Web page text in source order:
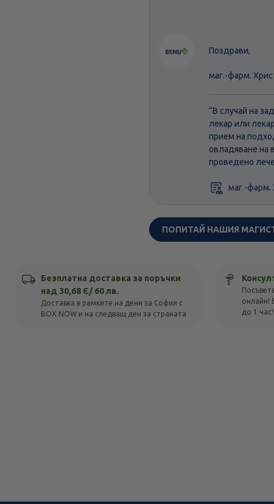
Поздрави,
маг.-фарм.
“В случай на
лекар или
прием на
овладяване на
проведено
маг.-фарм.
ПОПИТАЙ НАШИЯ
Безплатна доставка за поръчки
над 30,68 Є/ 60 лв.
Доставка в рамките на деня за София с
BOX NOW и на следващ ден за страната
онлайн!
до 1 час!